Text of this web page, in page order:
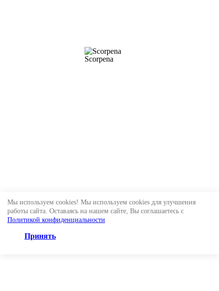
Мы используем cookies! Мы используем cookies для улучшения
работы сайта. Оставаясь на нашем сайте, Вы соглашаетесь с
Политикой конфиденциальности
Принять